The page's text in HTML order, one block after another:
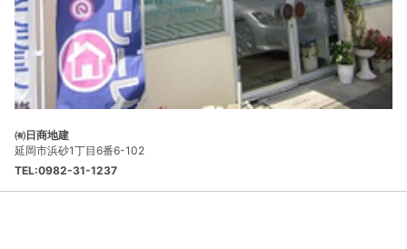
㈲日商地建
延岡市浜砂1丁目6番6-102
TEL:0982-31-1237